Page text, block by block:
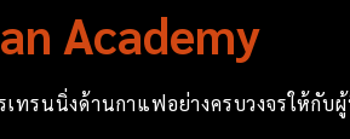
Academy
นนิ่งด้านกาแฟอย่างครบวงจรให้กับผู้